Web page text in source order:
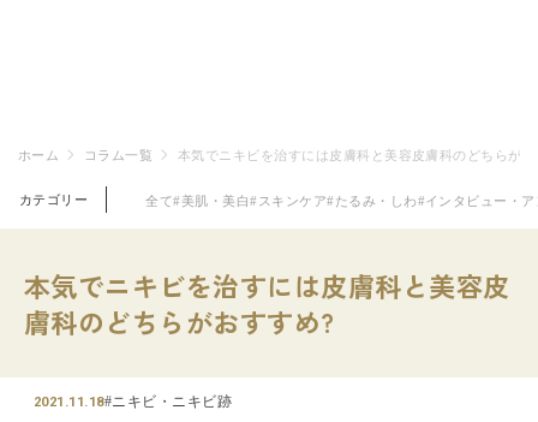
ホーム コラム一覧 本気でニキビを治すには皮膚科と美容皮膚科のどちらがお
カテゴリー 全て#美肌・美白#スキンケア#たるみ・しわ#インタビュー・
本気でニキビを治すには皮膚科と美容皮
膚科のどちらがおすすめ?
2021.11.18#ニキビ・ニキビ跡